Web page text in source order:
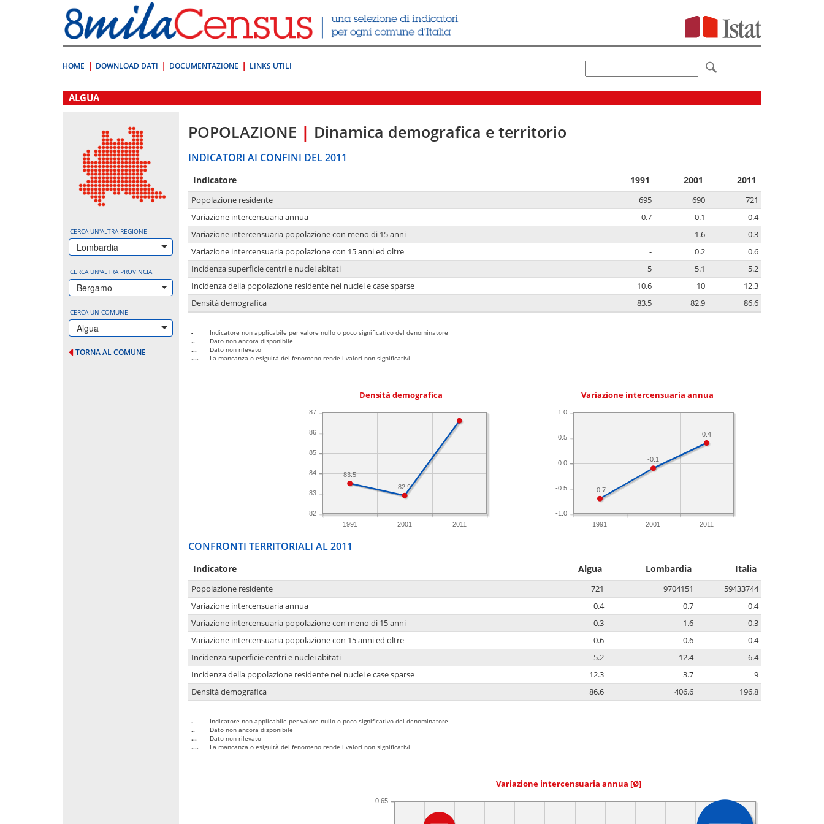
direttamente
a:
Contenuto
HOME DOWNLOAD DATI DOCUMENTAZIONE LINKS UTILI
.
ALGUA
CERCA UN'ALTRA REGIONE
Lombardia
CERCA UN'ALTRA PROVINCIA
Bergamo
CERCA UN COMUNE
Algua
TORNA AL COMUNE
POPOLAZIONE | Dinamica demografica e territorio
INDICATORI AI CONFINI DEL 2011
Indicatore 1991 2001 2011
Popolazione residente 695 690
721
Variazione intercensuaria annua
-0.7 -0.1
0.4
Variazione intercensuaria popolazione con meno di 15 anni
- -1.6
-0.3
Variazione intercensuaria popolazione con 15 anni ed oltre
- 0.2
0.6
Incidenza superficie centri e nuclei abitati
5 5.1
5.2
Incidenza della popolazione residente nei nuclei e case sparse
10.6 10
12.3
Densità demografica
83.5 82.9 86.6
-
Indicatore non applicabile per valore nullo o poco significativo del denominatore
..
Dato non ancora disponibile
...
Dato non rilevato
....
La mancanza o esiguità del fenomeno rende i valori non significativi
Densità demografica
1991 2001 2011
82
83
84
85
86
87
82.9
83.5
Variazione intercensuaria annua
1991 2001 2011
-1.0
-0.5
0.0
0.5
1.0
0.4
-0.1
-0.7
CONFRONTI TERRITORIALI AL 2011
Indicatore Algua Lombardia Italia
Popolazione residente 721 9704151
59433744
Variazione intercensuaria annua
0.4 0.7
0.4
Variazione intercensuaria popolazione con meno di 15 anni
-0.3 1.6
0.3
Variazione intercensuaria popolazione con 15 anni ed oltre
0.6 0.6
0.4
Incidenza superficie centri e nuclei abitati
5.2 12.4
6.4
Incidenza della popolazione residente nei nuclei e case sparse
12.3 3.7
9
Densità demografica
86.6 406.6 196.8
-
Indicatore non applicabile per valore nullo o poco significativo del denominatore
..
Dato non ancora disponibile
...
Dato non rilevato
....
La mancanza o esiguità del fenomeno rende i valori non significativi
Variazione intercensuaria annua [Ø]
0.65